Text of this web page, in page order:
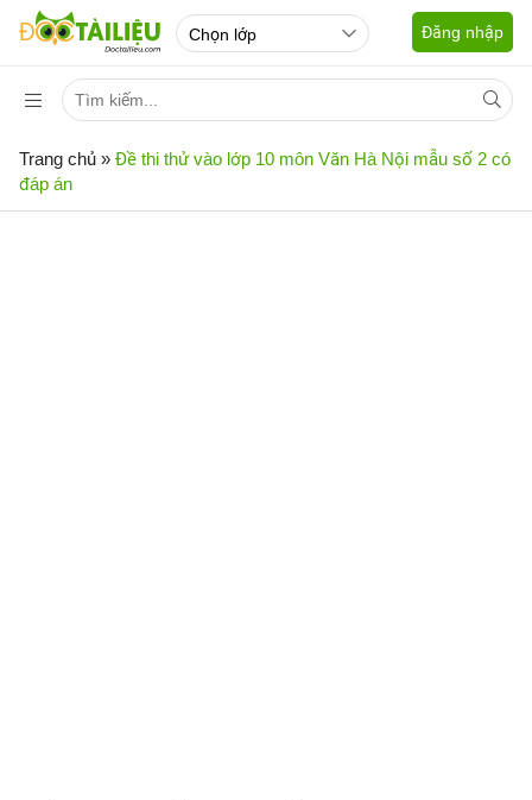
Đăng nhập
Trang chủ » Đề thi thử vào lớp 10 môn Văn Hà Nội mẫu số 2 có
đáp án